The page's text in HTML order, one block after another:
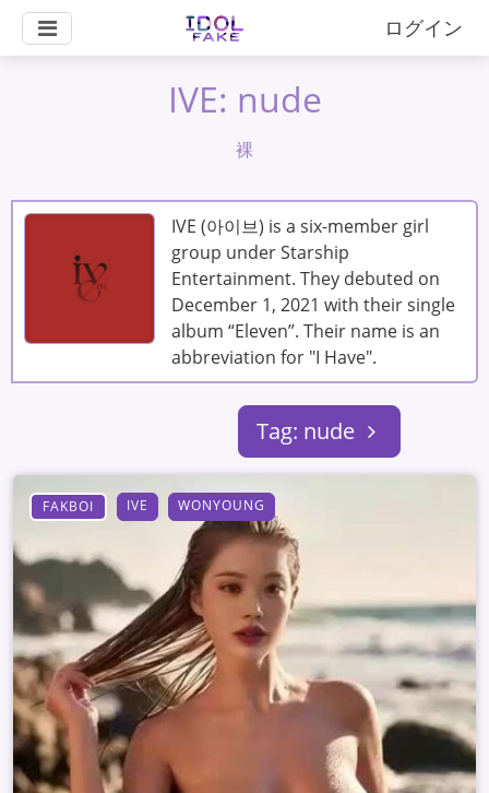
ログイン
IVE: nude
裸
IVE (아이브) is a six-member girl
group under Starship
Entertainment. They debuted on
December 1, 2021 with their single
album “Eleven”. Their name is an
abbreviation for "I Have".
Tag: nude
FAKBOI IVE WONYOUNG